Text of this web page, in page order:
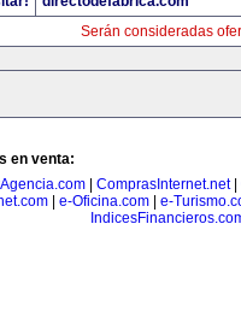
Serán consideradas
en venta:
| ComprasInternet.net|
e-Oficina.com e-